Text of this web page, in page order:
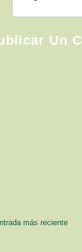
Un
más reciente